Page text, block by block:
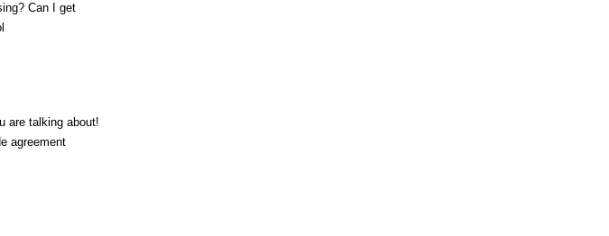
Can I get
are talking about!
agreement